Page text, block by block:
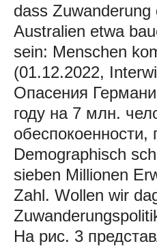
dass
Australien etwa
sein: Menschen
(01.12.2022,
Опасения
году на 7 млн.
обеспокоенности,
Demographisch
sieben Millionen
Zahl. Wollen wir
На рис. 3